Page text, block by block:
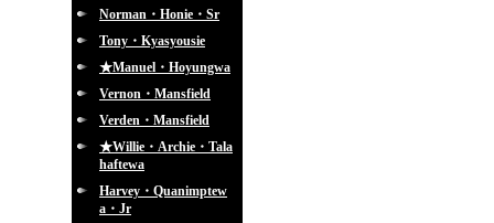
Norman・Honie・Sr
Tony・Kyasyousie
★Manuel・Hoyungwa
Vernon・Mansfield
Verden・Mansfield
★Willie・Archie・Tala
haftewa
Harvey・Quanimptew
a・Jr